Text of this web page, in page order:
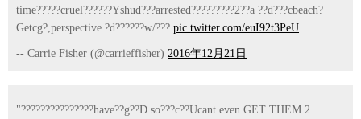
time?????cruel??????Yshud???arrested?????????2??a ??d???cbeach?
Getcg?,perspective ?d??????w/??? pic.twitter.com/euI92t3PeU
-- Carrie Fisher (@carrieffisher) 2016年12月21日
"???????????????have??g??D so???c??Ucant even GET THEM 2